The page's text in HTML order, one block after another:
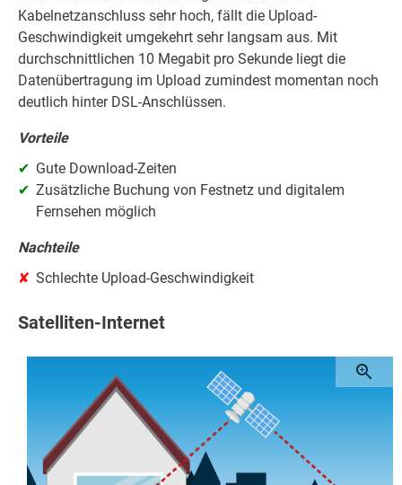
Kabelnetzanschluss sehr hoch, fällt die Upload-
Geschwindigkeit umgekehrt sehr langsam aus. Mit
durchschnittlichen 10 Megabit pro Sekunde liegt die
Datenübertragung im Upload zumindest momentan noch
deutlich hinter DSL-Anschlüssen.
Vorteile
Gute Download-Zeiten
Zusätzliche Buchung von Festnetz und digitalem
Fernsehen möglich
Nachteile
Schlechte Upload-Geschwindigkeit
Satelliten-Internet